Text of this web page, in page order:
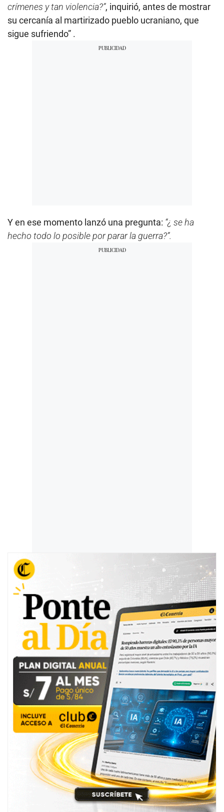
crímenes y tan violencia?”, inquirió, antes de mostrar
su cercanía al martirizado pueblo ucraniano, que
sigue sufriendo” .
Y en ese momento lanzó una pregunta: “¿ se ha
hecho todo lo posible por parar la guerra?”.